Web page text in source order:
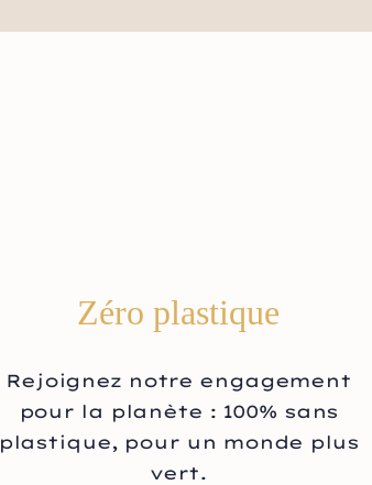
Zéro plastique
Rejoignez notre engagement
pour la planète : 100% sans
plastique, pour un monde plus
vert.